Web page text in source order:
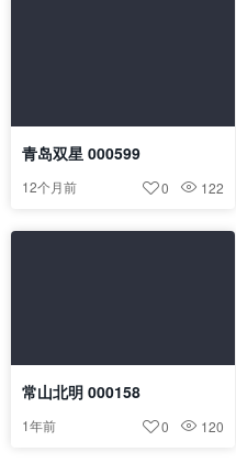
青岛双星 000599
12个月前 122
0
常山北明 000158
1年前 120
0